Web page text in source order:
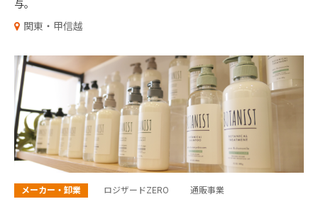
与。
関東・甲信越
メーカー・卸業 ロジザードZERO 通販事業